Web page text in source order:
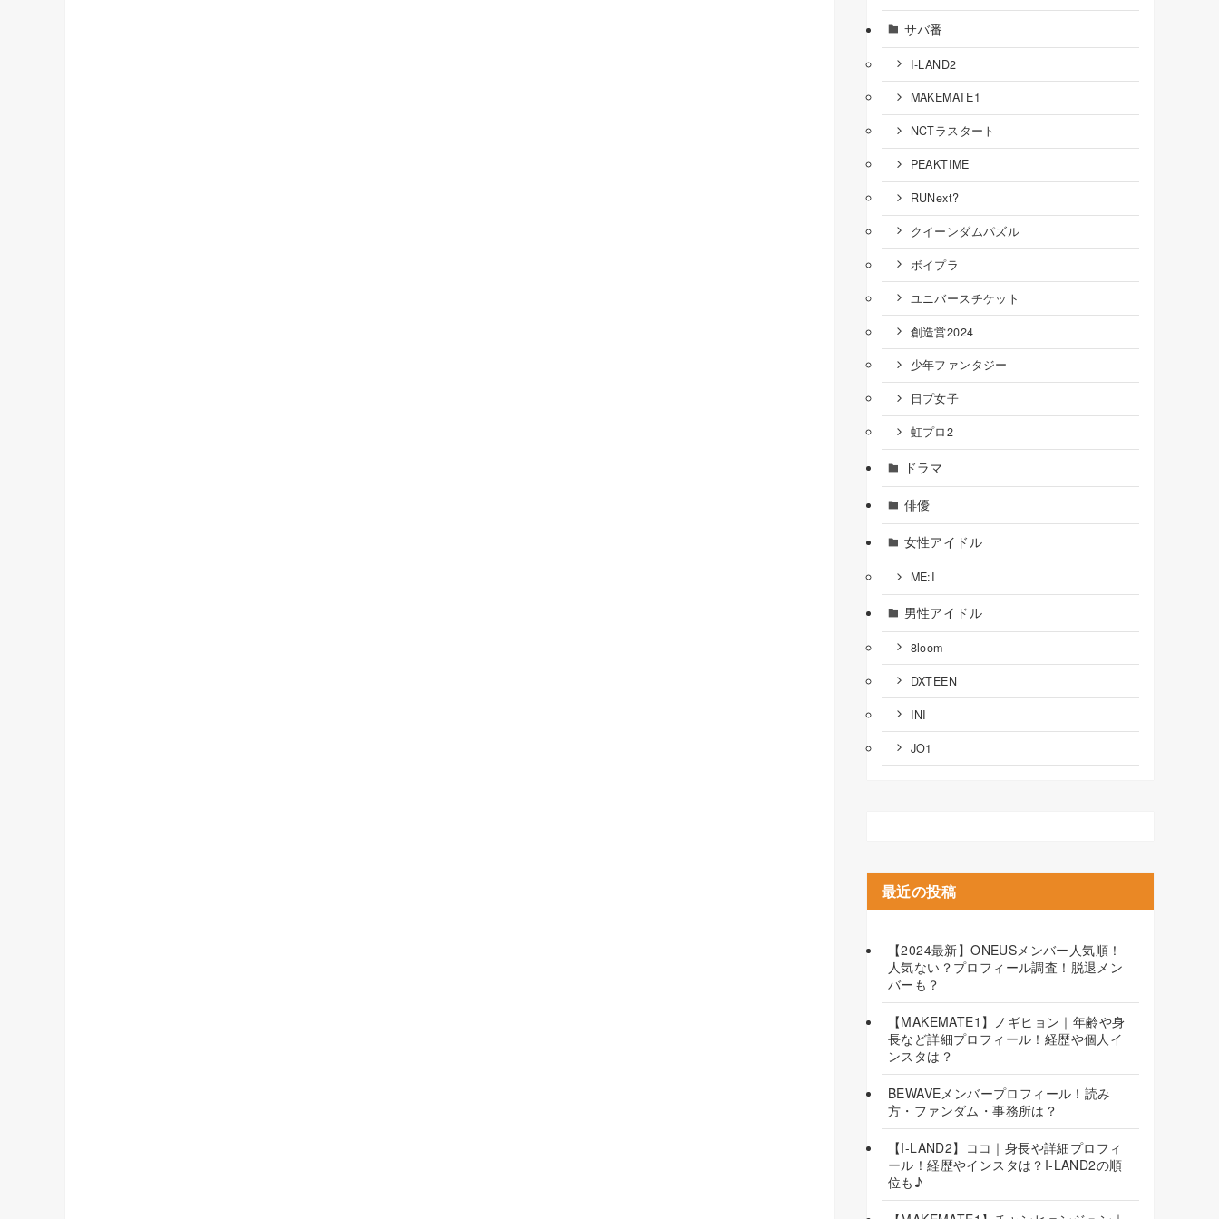
サバ番
I-LAND2
MAKEMATE1
NCTラスタート
PEAKTIME
RUNext?
クイーンダムパズル
ボイプラ
ユニバースチケット
創造営2024
少年ファンタジー
日プ女子
虹プロ2
ドラマ
俳優
女性アイドル
ME:I
男性アイドル
8loom
DXTEEN
INI
JO1
最近の投稿
【2024最新】ONEUSメンバー人気順！
人気ない？プロフィール調査！脱退メン
バーも？
【MAKEMATE1】ノギヒョン｜年齢や身
長など詳細プロフィール！経歴や個人イ
ンスタは？
BEWAVEメンバープロフィール！読み
方・ファンダム・事務所は？
【I-LAND2】ココ｜身長や詳細プロフィ
ール！経歴やインスタは？I-LAND2の順
位も♪